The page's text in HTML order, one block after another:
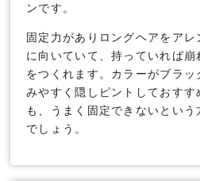
ンです。
固定力がありロングヘアをア
に向いていて、持っていれば
をつくれます。カラーがブラ
みやすく隠しピントしておすす
も、うまく固定できないとい
でしょう。